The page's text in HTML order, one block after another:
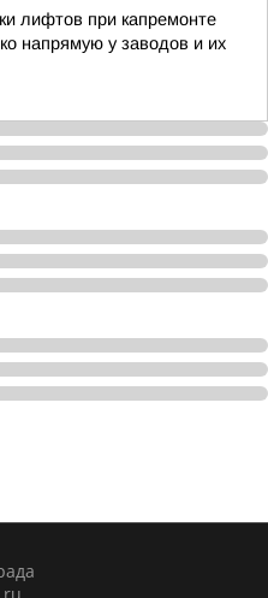
лифтов при капремонте
напрямую у заводов и их